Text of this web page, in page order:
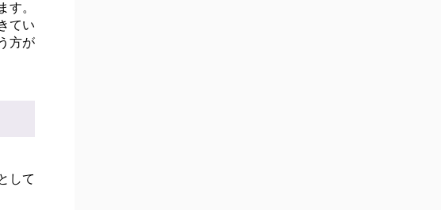
。
てい
方が
して